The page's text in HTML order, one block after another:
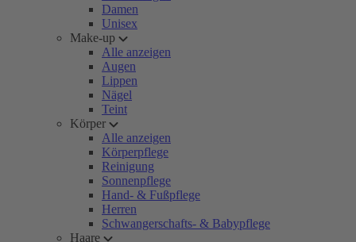
Damen
Unisex
Make-up
Alle anzeigen
Augen
Lippen
Nägel
Teint
Körper
Alle anzeigen
Körperpflege
Reinigung
Sonnenpflege
Hand- & Fußpflege
Herren
Schwangerschafts- & Babypflege
Haare